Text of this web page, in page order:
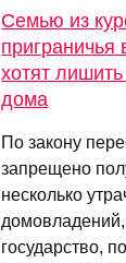
Семью из
приграничья
хотят
дома
По закону
запрещено
несколько
домовладений,
государство,